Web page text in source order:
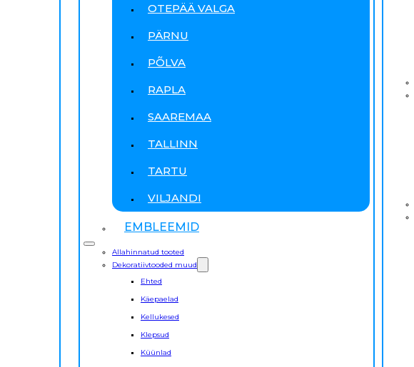
OTEPÄÄ VALGA
PÄRNU
PÕLVA
RAPLA
SAAREMAA
TALLINN
TARTU
VILJANDI
EMBLEEMID
Allahinnatud tooted
Dekoratiivtooded muud
Ehted
Käepaelad
Kellukesed
Klepsud
Küünlad